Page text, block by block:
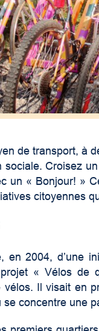
de transport,
Croisez
un « Bonjour! »
citoyennes
en 2004, d’une
« Vélos de
Il visait en
concentre une